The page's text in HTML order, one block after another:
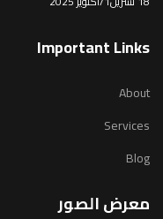
Important Links
About
Services
Blog
معرض الصور